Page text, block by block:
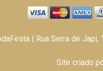
| Rua Serra de Japi,
Site criado